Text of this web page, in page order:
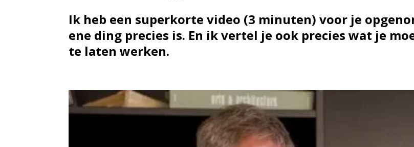
Ik heb een superkorte video (3 minuten) voor je
ene ding precies is. En ik vertel je ook precies wat je
te laten werken.